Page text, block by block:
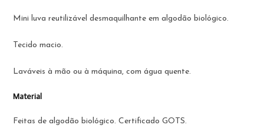
Mini luva reutilizável desmaquilhante em algodão biológico.
Tecido macio.
Laváveis à mão ou à máquina, com água quente.
Material
Feitas de algodão biológico. Certificado GOTS.